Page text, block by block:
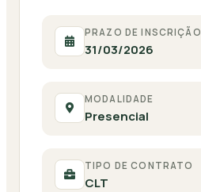
PRAZO DE INSCRIÇÃO
31/03/2026
MODALIDADE
Presencial
TIPO DE CONTRATO
CLT